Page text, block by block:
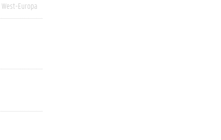
West-Europa